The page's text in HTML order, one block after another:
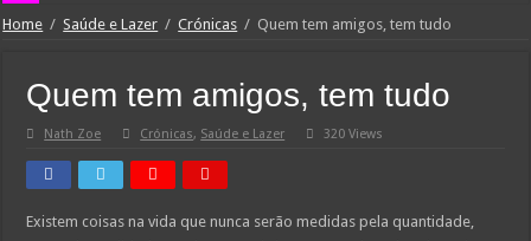
Home / Saúde e Lazer / Crónicas / Quem tem amigos, tem tudo
Quem tem amigos, tem tudo
Nath Zoe Crónicas, Saúde e Lazer 320 Views
Existem coisas na vida que nunca serão medidas pela quantidade,